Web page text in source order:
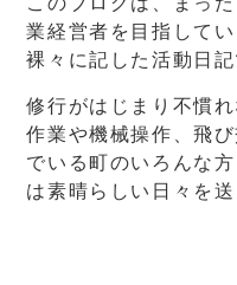
業経営者を目指して
裸々に記した活動日記
修行がはじまり不慣
作業や機械操作、飛
でいる町のいろんな
は素晴らしい日々を送